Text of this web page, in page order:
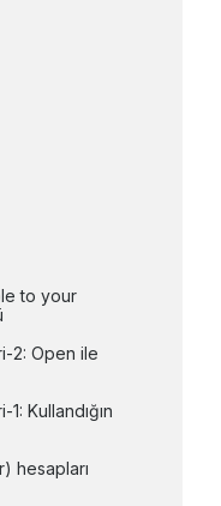
to your
2: Open ile
Kullandığın
hesapları